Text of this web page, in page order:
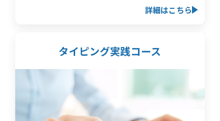
詳細はこちら
タイピング実践コース